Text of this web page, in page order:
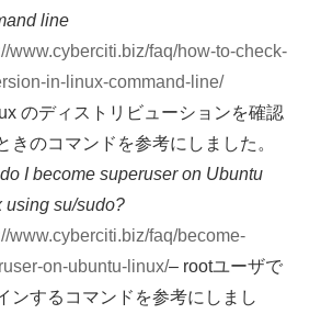
line
www.cyberciti.biz/faq/how-to-check-
in-linux-command-line/
のディストリビューションを確認
きのコマンドを参考にしました。
I become superuser on Ubuntu
using su/sudo?
www.cyberciti.biz/faq/become-
on-ubuntu-linux/– rootユーザで
ンするコマンドを参考にしまし